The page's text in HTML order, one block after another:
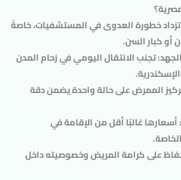
خطورة العدوى في المستشفيات، خاصةً
أو كبار السن.
: تجنب الانتقال اليومي في زحام المدن
الممرض على حالة واحدة يضمن دقة
أسعارها غالبًا أقل من الإقامة في
على كرامة المريض وخصوصيته داخل